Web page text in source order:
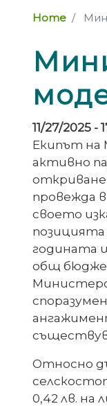
Home
11/27/2025 -
Екипът на
активно
откриване
провежда
своето
годината
общ
Относно
0,42 лв. на